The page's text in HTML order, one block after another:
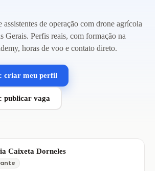
assistentes de operação com drone agrícola
Gerais. Perfis reais, com formação na
horas de voo e contato direto.
criar meu perfil
publicar vaga
Caixeta Dorneles